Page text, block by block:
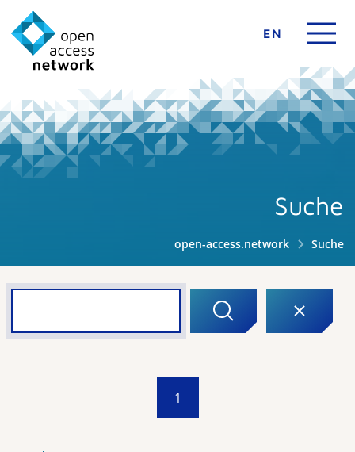
EN
Suche
open-access.network Suche
1